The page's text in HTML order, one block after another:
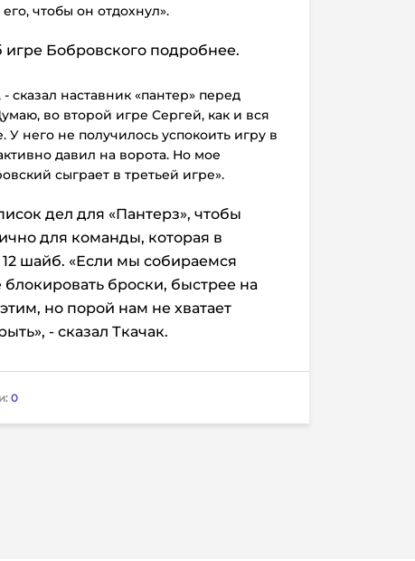
чтобы он отдохнул».
игре Бобровского подробнее.
наставник «пантер» перед
во второй игре Сергей, как и вся
него не получилось успокоить игру в
давил на ворота. Но мое
сыграет в третьей игре».
дел для «Пантерз», чтобы
для команды, которая в
шайб. «Если мы собираемся
броски, быстрее на
но порой нам не хватает
- сказал Ткачак.
0